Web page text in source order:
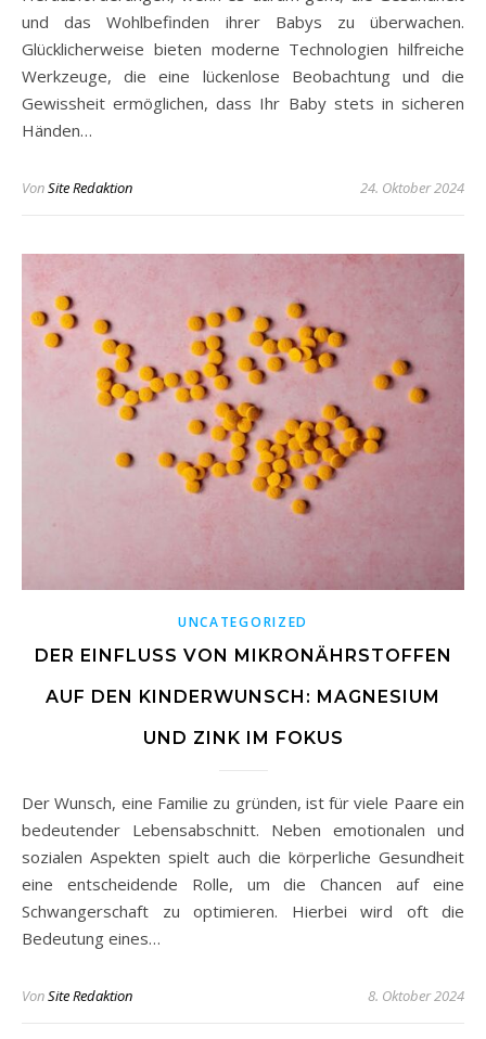
und das Wohlbefinden ihrer Babys zu überwachen.
Glücklicherweise bieten moderne Technologien hilfreiche
Werkzeuge, die eine lückenlose Beobachtung und die
Gewissheit ermöglichen, dass Ihr Baby stets in sicheren
Händen…
VonSite Redaktion 24. Oktober 2024
UNCATEGORIZED
DER EINFLUSS VON MIKRONÄHRSTOFFEN
AUF DEN KINDERWUNSCH: MAGNESIUM
UND ZINK IM FOKUS
Der Wunsch, eine Familie zu gründen, ist für viele Paare ein
bedeutender Lebensabschnitt. Neben emotionalen und
sozialen Aspekten spielt auch die körperliche Gesundheit
eine entscheidende Rolle, um die Chancen auf eine
Schwangerschaft zu optimieren. Hierbei wird oft die
Bedeutung eines…
VonSite Redaktion 8. Oktober 2024